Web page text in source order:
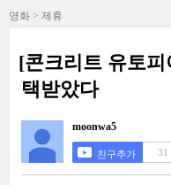
영화 > 제휴
[콘크리트 유토
택받았다
moonwa5
친구추가 31